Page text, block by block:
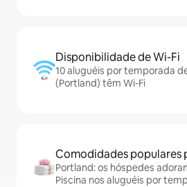
Disponibilidade de Wi-Fi
10 aluguéis por temporada
(Portland) têm Wi-Fi
Comodidades populares
Portland: os hóspedes
Piscina nos aluguéis por